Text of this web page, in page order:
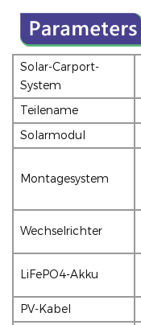
Solar-Carport-
System
Teilename
Solarmodul
Montagesystem
Wechselrichter
LiFePO4-Akku
PV-Kabel